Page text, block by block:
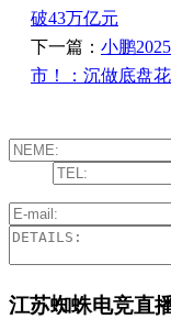
破43万亿元
下一篇： 小鹏
市！：沉做底盘
江苏蜘蛛电竞直